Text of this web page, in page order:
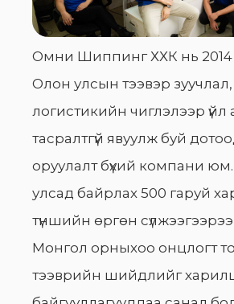
Омни Шиппинг ХХК нь
Олон улсын тээвэр зуучлал,
логистикийн чиглэлээр үйл
тасралтгүй явуулж буй
оруулалт бүхий компани
улсад байрлах 500 гаруй
түншийн өргөн
Монгол орныхоо онцлогт
тээврийн шийдлийг